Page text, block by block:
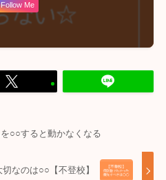
Follow Me
を○○すると動かなくなる
なのは○○【不登校】